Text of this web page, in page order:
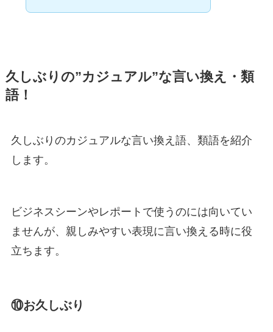
久しぶりの”カジュアル”な言い換え・類
語！
久しぶりのカジュアルな言い換え語、類語を紹介
します。
ビジネスシーンやレポートで使うのには向いてい
ませんが、親しみやすい表現に言い換える時に役
立ちます。
⑩お久しぶり